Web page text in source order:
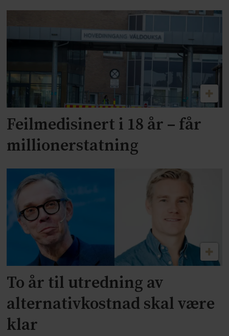
Feilmedisinert i 18 år – får
millionerstatning
To år til utredning av
alternativkostnad skal være
klar